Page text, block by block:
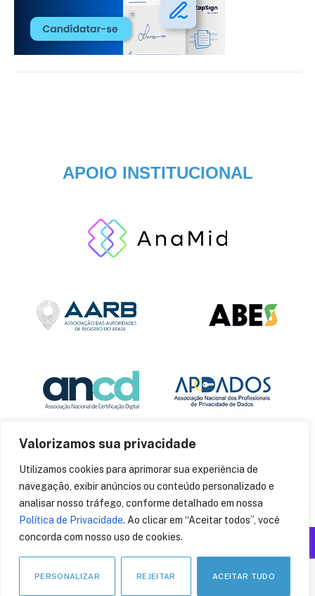
Valorizamos sua privacidade
Utilizamos cookies para aprimorar sua experiência de
navegação, exibir anúncios ou conteúdo personalizado e
analisar nosso tráfego, conforme detalhado em nossa
Política de Privacidade. Ao clicar em “Aceitar todos”, você
concorda com nosso uso de cookies.
PERSONALIZAR REJEITAR ACEITAR TUDO
APOIO INSTITUCIONAL
© 2014CryptoID. Todos os direitos reservados.